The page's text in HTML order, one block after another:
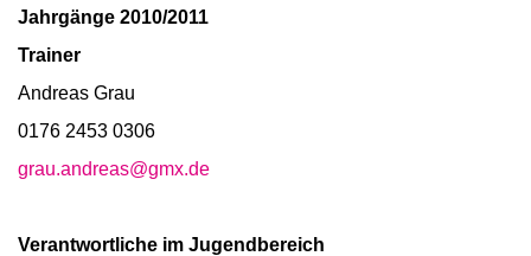
Jahrgänge 2010/2011
Trainer
Andreas Grau
0176 2453 0306
grau.andreas@gmx.de
Verantwortliche im Jugendbereich